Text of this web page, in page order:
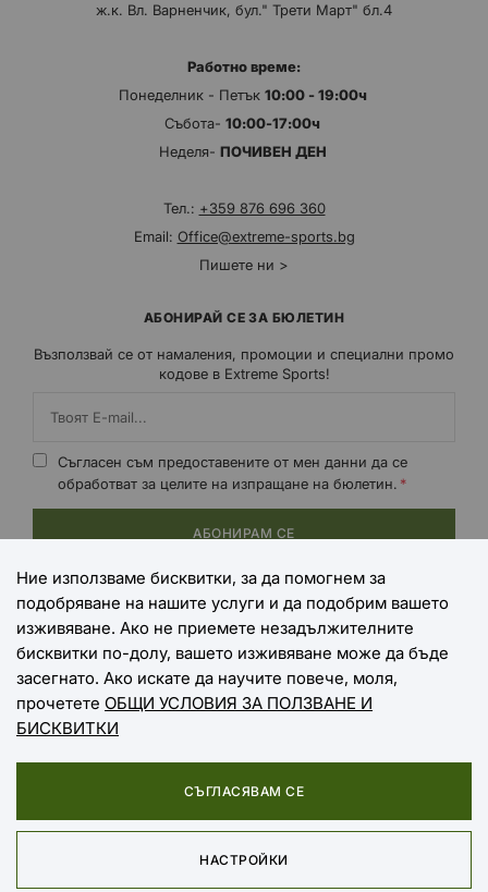
ж.к. Вл. Варненчик, бул." Трети Март" бл.4
Работно време:
Понеделник - Петък 10:00 - 19:00ч
Събота- 10:00-17:00ч
Неделя- ПОЧИВЕН ДЕН
Тел.: +359 876 696 360
Email: Office@extreme-sports.bg
Пишете ни >
АБОНИРАЙ СЕ ЗА БЮЛЕТИН
Възползвай се от намаления, промоции и специални промо
кодове в Extreme Sports!
Съгласен съм предоставените от мен данни да се
обработват за целите на изпращане на бюлетин.
АБОНИРАМ СЕ
НАЧИНИ НА ПЛАЩАНЕ
НАЧИНИ НА ДОСТАВКА
Copyright © 2025 EXTREME SPORTS
Онлайн магазин от
Ние използваме бисквитки, за да помогнем за
подобряване на нашите услуги и да подобрим вашето
изживяване. Ако не приемете незадължителните
бисквитки по-долу, вашето изживяване може да бъде
засегнато. Ако искате да научите повече, моля,
прочетете ОБЩИ УСЛОВИЯ ЗА ПОЛЗВАНЕ И
БИСКВИТКИ
СЪГЛАСЯВАМ СЕ
НАСТРОЙКИ